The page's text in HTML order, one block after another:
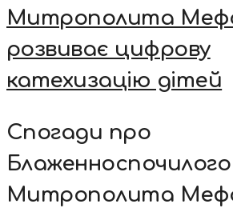
Митрополита
розвиває цифрову
катехизацію дітей
Спогади про
Блаженноспочилого
Митрополита